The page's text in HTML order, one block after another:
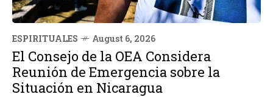
ESPIRITUALES August 6, 2026
El Consejo de la OEA Considera
Reunión de Emergencia sobre la
Situación en Nicaragua